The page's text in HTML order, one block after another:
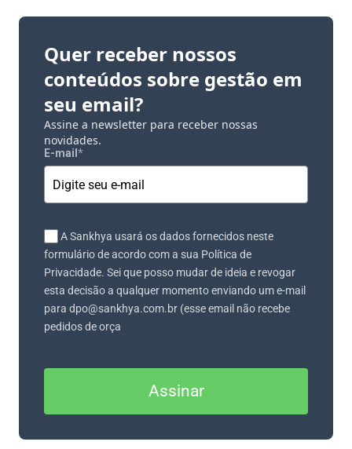
Quer receber nossos
conteúdos sobre gestão em
seu email?
Assine a newsletter para receber nossas
novidades.
E-mail *
A Sankhya usará os dados fornecidos neste
formulário de acordo com a sua Política de
Privacidade. Sei que posso mudar de ideia e revogar
esta decisão a qualquer momento enviando um e-mail
para dpo@sankhya.com.br (esse email não recebe
pedidos de orça
Assinar